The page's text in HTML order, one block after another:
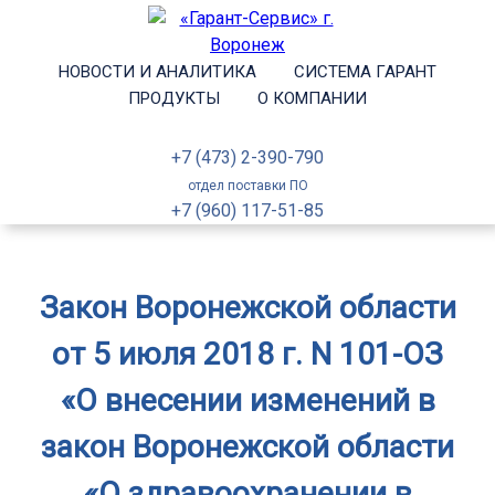
НОВОСТИ И АНАЛИТИКА
СИСТЕМА ГАРАНТ
ПРОДУКТЫ
О КОМПАНИИ
+7 (473) 2-390-790
отдел поставки ПО
+7 (960) 117-51-85
Закон Воронежской области
от 5 июля 2018 г. N 101-ОЗ
«О внесении изменений в
закон Воронежской области